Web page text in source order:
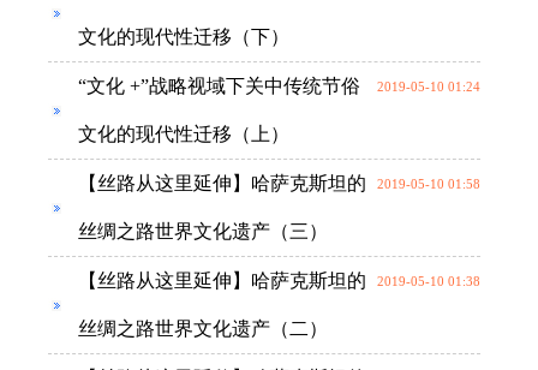
文化的现代性迁移（下）
2019-05-10 01:24
“文化 +”战略视域下关中传统节俗
文化的现代性迁移（上）
2019-05-10 01:58
【丝路从这里延伸】哈萨克斯坦的
丝绸之路世界文化遗产（三）
2019-05-10 01:38
【丝路从这里延伸】哈萨克斯坦的
丝绸之路世界文化遗产（二）